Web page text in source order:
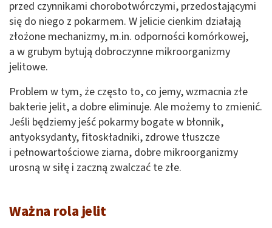
przed czynnikami chorobotwórczymi, przedostającymi
się do niego z pokarmem. W jelicie cienkim działają
złożone mechanizmy, m.in. odporności komórkowej,
a w grubym bytują dobroczynne mikroorganizmy
jelitowe.
Problem w tym, że często to, co jemy, wzmacnia złe
bakterie jelit, a dobre eliminuje. Ale możemy to zmienić.
Jeśli będziemy jeść pokarmy bogate w błonnik,
antyoksydanty, fitoskładniki, zdrowe tłuszcze
i pełnowartościowe ziarna, dobre mikroorganizmy
urosną w siłę i zaczną zwalczać te złe.
Ważna rola jelit